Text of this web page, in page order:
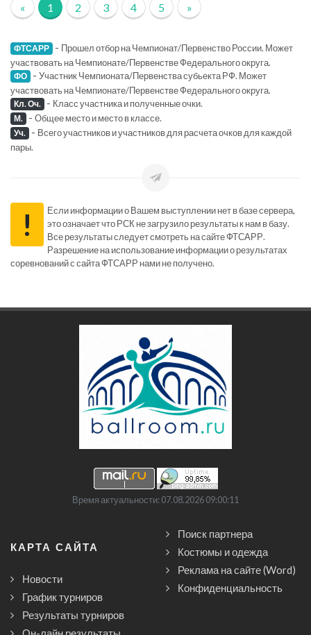
« 1 2 3 4 5 »
ФТСАРР - Прошел отбор на Чемпионат/Первенство России. Может
участвовать на Чемпионате/Первенстве Федерального округа.
ФО - Участник Чемпионата/Первенства субьекта РФ. Может
участвовать на Чемпионате/Первенстве Федерального округа.
Кл. Оч. - Класс участника и полученные очки.
М. - Общее место и место в классе.
Уч. - Всего участников и участников для расчета очков для каждой
пары.
!
Если информации о Вашем выступлении нет в базе сервера,
это означает что РСК не загрузило результаты к нам в базу.
Все результаты следует смотреть на сайте ФТСАРР.
Разрешение на использование информации о результатах
соревнований с сайта ФТСАРР нами не получено.
Время актуальности: 07.08.2026 09:00:11
КАРТА САЙТА
Новости
График турниров
Результаты турниров
Поиск партнера
Костюмы и одежда
Реклама на сайте (Word)
Конфиденциальность